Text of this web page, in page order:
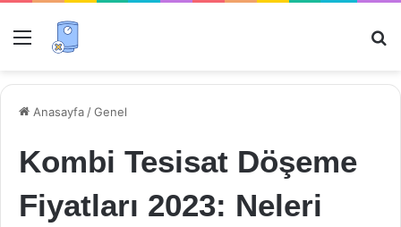
Menü
Anasayfa /Genel
Kombi Tesisat Döşeme
Fiyatları 2023: Neleri